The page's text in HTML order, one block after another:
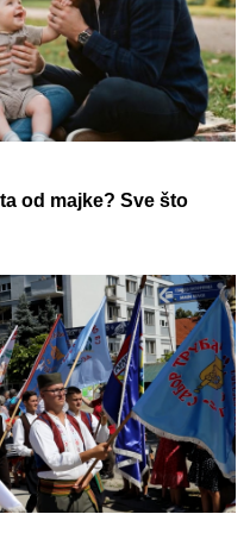
od majke? Sve što